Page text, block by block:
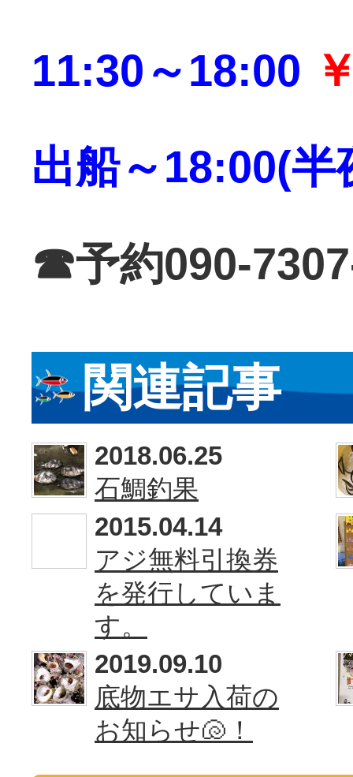
11:30～18:00
出船～18:00(半
☎予約090-
関連記事
2018.06.25
石鯛釣果
2015.04.14
アジ無料引換券
を発行していま
す。
2019.09.10
底物エサ入荷の
お知らせ🐚！